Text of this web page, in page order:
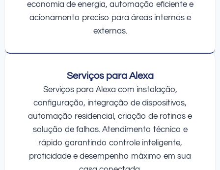
economia de energia, automação eficiente e
acionamento preciso para áreas internas e
externas.
Serviços para Alexa
Serviços para Alexa com instalação,
configuração, integração de dispositivos,
automação residencial, criação de rotinas e
solução de falhas. Atendimento técnico e
rápido garantindo controle inteligente,
praticidade e desempenho máximo em sua